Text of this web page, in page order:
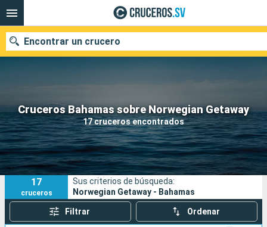
Cruceros Bahamas sobre Norwegian Getaway
17 cruceros encontrados
Encontrar un crucero
Nuestros destinos
Fecha de salida
Puertos Compañías
Buscar
17
cruceros
Sus criterios de búsqueda:
Norwegian Getaway - Bahamas
Filtrar Ordenar